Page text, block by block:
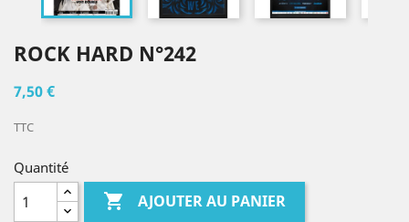
ROCK HARD N°242
7,50 €
TTC
Quantité
 AJOUTER AU PANIER